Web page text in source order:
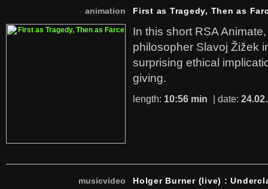
animation First as Tragedy, Then as
In this short RSA
philosopher Slavoj Žižek
surprising ethical
giving.
length: 10:56 min | date:
musicvideo Holger Burner (live) :